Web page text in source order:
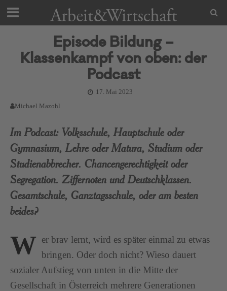
Episode Bildung –
Klassenkampf von oben: der
Podcast
17. Mai 2023
Michael Mazohl
Im Podcast: Volksschule, Hauptschule oder
Gymnasium, Lehre oder Matura, Studium oder
Studienabbrecher. Chancengerechtigkeit oder
Segregation. Ziffernoten und Deutschklassen.
Gesamtschule, Ganztagsschule, oder am besten
beides?
W er brav lernt, wird es später einmal zu etwas
bringen. Oder doch nicht? Wieso dauert
sozialer Aufstieg von unten in die Mitte der
Gesellschaft in Österreich mehrere Generationen